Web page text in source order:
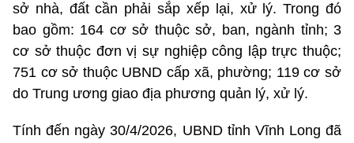
sở nhà, đất cần phải sắp xếp lại, xử lý. Trong đó
bao gồm: 164 cơ sở thuộc sở, ban, ngành tỉnh; 3
cơ sở thuộc đơn vị sự nghiệp công lập trực thuộc;
751 cơ sở thuộc UBND cấp xã, phường; 119 cơ sở
do Trung ương giao địa phương quản lý, xử lý.
Tính đến ngày 30/4/2026, UBND tỉnh Vĩnh Long đã